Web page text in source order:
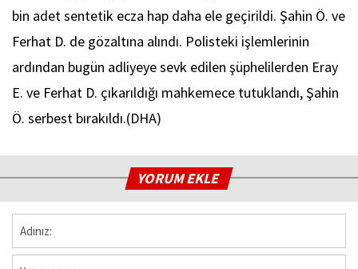
bin adet sentetik ecza hap daha ele geçirildi. Şahin Ö. ve
Ferhat D. de gözaltına alındı. Polisteki işlemlerinin
ardından bugün adliyeye sevk edilen şüphelilerden Eray
E. ve Ferhat D. çıkarıldığı mahkemece tutuklandı, Şahin
Ö. serbest bırakıldı.(DHA)
YORUM EKLE